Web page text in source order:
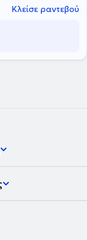
Κλείσε ραντεβού